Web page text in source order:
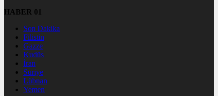
HABER 01
Son Dakika
Filistin
Gazze
Kudüs
İran
Suriye
Lübnan
Yemen